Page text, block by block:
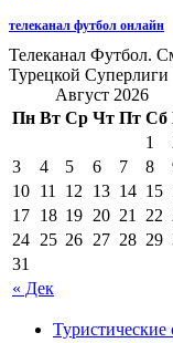
телеканал футбол онлайн
Телеканал Футбол.
Турецкой Суперлиги
Август 2026
Пн Вт Ср Чт Пт Сб
« Дек
1
3
4 5 6 7 8
10 11 12 13 14 15
17 18 19 20 21 22
24 25 26 27 28 29
31